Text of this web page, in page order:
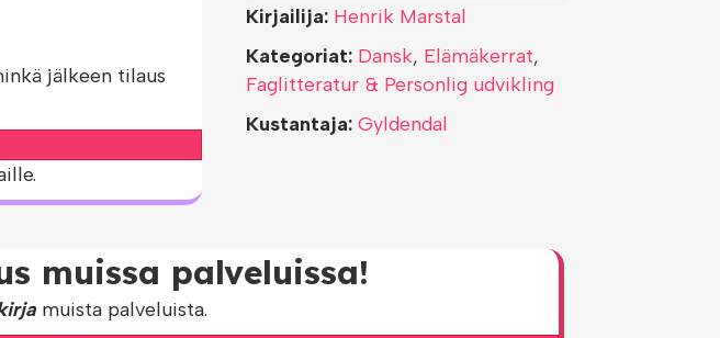
jälkeen tilaus
Kirjailija: Henrik Marstal
Kategoriat: Dansk, Elämäkerrat,
Faglitteratur & Personlig udvikling
Kustantaja: Gyldendal
muissa palveluissa!
muista palveluista.